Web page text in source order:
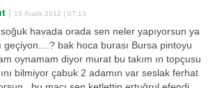
| 15 Aralık 2012 | 07:13
havada orada sen neler yapıyorsun ya
geçiyon....? bak hoca burası Bursa pintoyu
oynamam diyor murat bu takım ın topçusu
bilmiyor çabuk 2 adamın var seslak ferhat